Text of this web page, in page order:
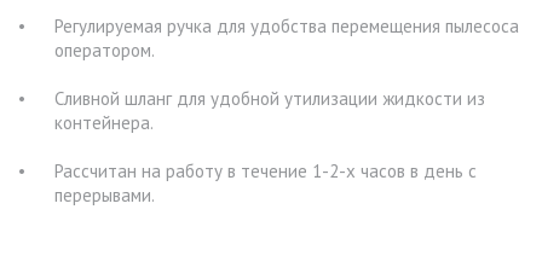
Регулируемая ручка для удобства перемещения пылесоса
оператором.
Сливной шланг для удобной утилизации жидкости из
контейнера.
Рассчитан на работу в течение 1-2-х часов в день с
перерывами.